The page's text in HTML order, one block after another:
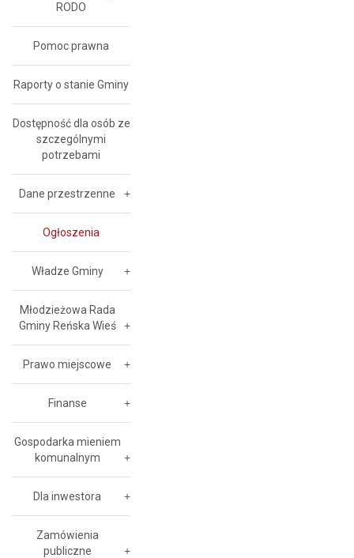
RODO
Pomoc prawna
Raporty o stanie Gminy
Dostępność dla osób ze
szczególnymi
potrzebami
Dane przestrzenne
Ogłoszenia
Władze Gminy
Młodzieżowa Rada
Gminy Reńska Wieś
Prawo miejscowe
Finanse
Gospodarka mieniem
komunalnym
Dla inwestora
Zamówienia
publiczne